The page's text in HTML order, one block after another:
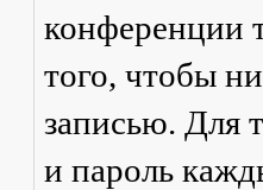
конференции
того, чтобы
записью. Для
и пароль